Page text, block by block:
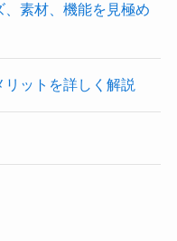
素材、機能を見極め
ットを詳しく解説